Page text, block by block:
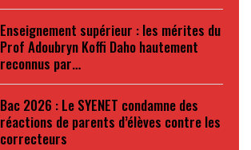
Enseignement supérieur : les mérites du
Prof Adoubryn Koffi Daho hautement
reconnus par…
Bac 2026 : Le SYENET condamne des
réactions de parents d’élèves contre les
correcteurs